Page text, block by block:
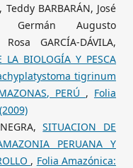
Teddy BARBARÁN, José
Germán Augusto
GARCÍA-DÁVILA,
LA BIOLOGÍA Y PESCA
tigrinum
PERÚ , Folia
SITUACION DE
PERUANA Y
, Folia Amazónica: